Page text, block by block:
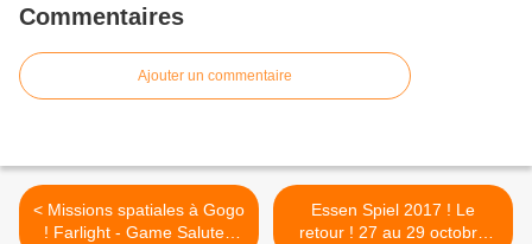
Commentaires
Ajouter un commentaire
< Missions spatiales à Gogo
! Farlight - Game Salute -
Essen Spiel 2017 ! Le
retour ! 27 au 29 octobre